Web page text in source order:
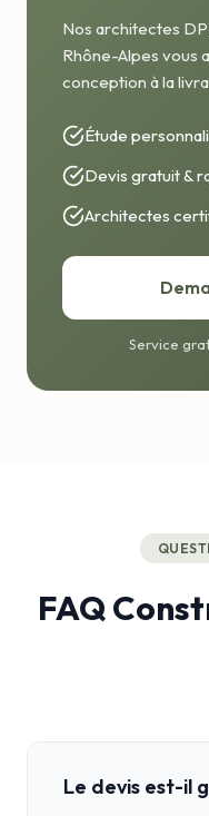
Nos architectes
Rhône-Alpes vous
conception à la
Étude
Devis gratuit &
Architectes
Service
FAQ
Le devis est-il